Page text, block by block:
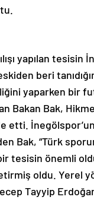
yapılan
beri
yaparken bir
Bak,
etti.
Bak, “Türk
tesisin önemli
oldu. Yerel
Tayyip